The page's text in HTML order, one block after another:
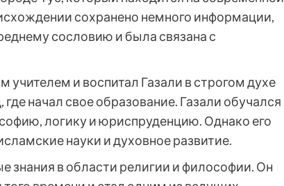
сохранено немного информации,
сословию и была связана с
и воспитал Газали в строгом духе
начал свое образование. Газали обучался
логику и юриспруденцию. Однако его
науки и духовное развитие.
в области религии и философии. Он